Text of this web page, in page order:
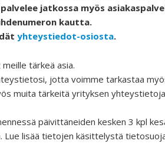
jatkossa myös
kautta.
yhteystiedot-osiosta.
tärkeä asia.
jotta voimme tarkastaa
muita tärkeitä yrityksen
päivittäneiden kesken 3 kpl
Lue lisää tietojen käsittelystä